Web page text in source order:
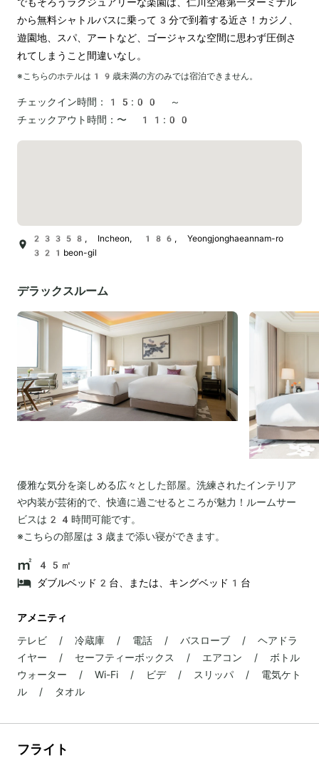
から無料シャトルバスに乗って3分で到着する近さ！カジノ、
遊園地、スパ、アートなど、ゴージャスな空間に思わず圧倒さ
れてしまうこと間違いなし。
※こちらのホテルは 19 歳未満の方のみでは宿泊できません。
チェックイン時間：
15:00 ～
チェックアウト時間： 〜 11:00
23358, Incheon, 186, Yeongjonghaeannam-ro
321beon-gil
デラックスルーム
優雅な気分を楽しめる広々とした部屋。洗練されたインテリア
や内装が芸術的で、快適に過ごせるところが魅力！ルームサー
ビスは24時間可能です。
※こちらの部屋は3歳まで添い寝ができます。
45㎡
ダブルベッド2台、または、キングベッド1台
アメニティ
テレビ / 冷蔵庫 / 電話 / バスローブ / ヘアドラ
イヤー / セーフティーボックス / エアコン / ボトル
ウォーター / Wi-Fi / ビデ / スリッパ / 電気ケト
ル / タオル
フライト